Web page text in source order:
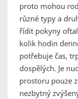
proto mohou
různé typy a
řídit pokyny
kolik hodin
potřebuje čas,
dospělých. Je
prostoru pouze
nezbytný